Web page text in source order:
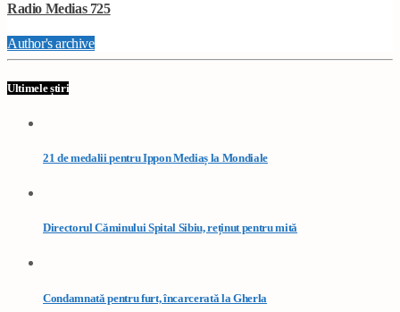
Radio Medias 725
Author's archive
Ultimele știri
21 de medalii pentru Ippon Mediaș la Mondiale
Directorul Căminului Spital Sibiu, reținut pentru mită
Condamnată pentru furt, încarcerată la Gherla